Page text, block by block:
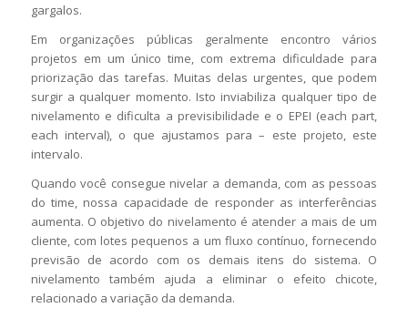
gargalos.
Em organizações públicas geralmente encontro vários
projetos em um único time, com extrema dificuldade para
priorização das tarefas. Muitas delas urgentes, que podem
surgir a qualquer momento. Isto inviabiliza qualquer tipo de
nivelamento e dificulta a previsibilidade e o EPEI (each part,
each interval), o que ajustamos para – este projeto, este
intervalo.
Quando você consegue nivelar a demanda, com as pessoas
do time, nossa capacidade de responder as interferências
aumenta. O objetivo do nivelamento é atender a mais de um
cliente, com lotes pequenos a um fluxo contínuo, fornecendo
previsão de acordo com os demais itens do sistema. O
nivelamento também ajuda a eliminar o efeito chicote,
relacionado a variação da demanda.